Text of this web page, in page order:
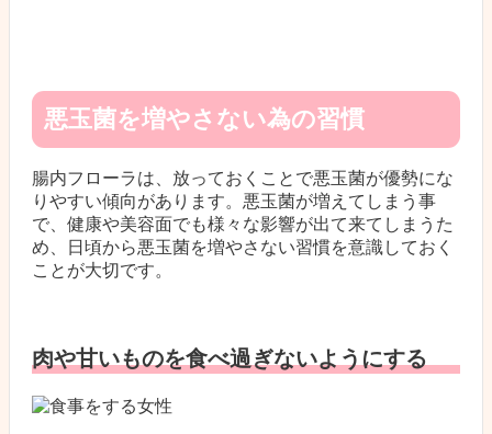
悪玉菌を増やさない為の習慣
腸内フローラは、放っておくことで悪玉菌が優勢にな
りやすい傾向があります。悪玉菌が増えてしまう事
で、健康や美容面でも様々な影響が出て来てしまうた
め、日頃から悪玉菌を増やさない習慣を意識しておく
ことが大切です。
肉や甘いものを食べ過ぎないようにする